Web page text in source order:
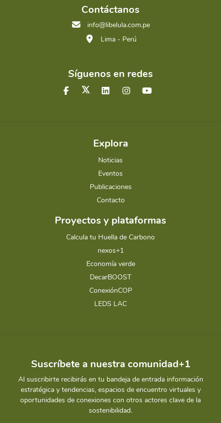
Contáctanos
info@libelula.com.pe
Lima - Perú
Síguenos en redes
Explora
Noticias
Eventos
Publicaciones
Contacto
Proyectos y plataformas
Calcula tu Huella de Carbono
nexos+1
Economía verde
DecarBOOST
ConexiónCOP
LEDS LAC
Suscríbete a nuestra comunidad+1
Al suscribirte recibirás en tu bandeja de entrada información
estratégica y tendencias, espacios de encuentro virtuales y
oportunidades de conexiones con otros actores clave de la
sostenibilidad.